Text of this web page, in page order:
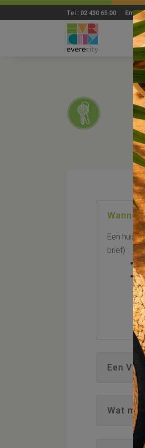
Tel : 02 430 65 00
Een
brief) :
Een
Wat